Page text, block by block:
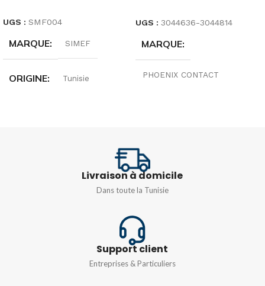
UGS : SMF004
MARQUE SIMEF
ORIGINE Tunisie
UGS : 3044636-3044814
MARQUE
PHOENIX CONTACT
TYPE UTTB 2,5
Livraison à domicile
Dans toute la Tunisie
Support client
Entreprises & Particuliers